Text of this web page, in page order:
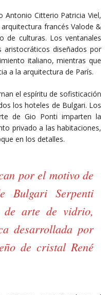
Antonio Citterio Patricia Viel,
francés Valode &
de culturas. Los ventanales
diseñados por
italiano, mientras que
a la arquitectura de París.
el espíritu de sofisticación
los hoteles de Bulgari. Los
de Gio Ponti imparten la
privado a las habitaciones,
en los detalles.
por el motivo de
Bulgari Serpenti
de arte de vidrio,
desarrollada por
de cristal René